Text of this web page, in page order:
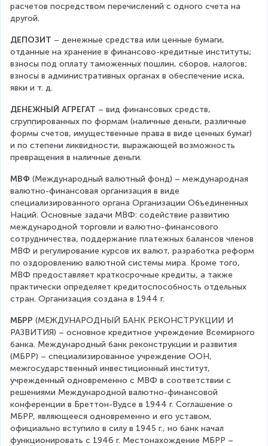
расчетов посредством перечислений с одного счета на
другой.
ДЕПОЗИТ – денежные средства или ценные бумаги,
отданные на хранение в финансово-кредитные институты;
взносы под оплату таможенных пошлин, сборов, налогов;
взносы в административных органах в обеспечение иска,
явки и т. д.
ДЕНЕЖНЫЙ АГРЕГАТ – вид финансовых средств,
сгруппированных по формам (наличные деньги, различные
формы счетов, имущественные права в виде ценных бумаг)
и по степени ликвидности, выражающей возможность
превращения в наличные деньги.
МВФ (Международный валютный фонд) – международная
валютно-финансовая организация в виде
специализированного органа Организации Объединенных
Наций. Основные задачи МВФ: содействие развитию
международной торговли и валютно-финансового
сотрудничества, поддержание платежных балансов членов
МВФ и регулирование курсов их валют, разработка реформ
по оздоровлению валютной системы мира. Кроме того,
МВФ предоставляет краткосрочные кредиты, а также
практически определяет кредитоспособность отдельных
стран. Организация создана в 1944 г.
МБРР (МЕЖДУНАРОДНЫЙ БАНК РЕКОНСТРУКЦИИ И
РАЗВИТИЯ) – основное кредитное учреждение Всемирного
банка. Международный банк реконструкции и развития
(МБРР) – специализированное учреждение ООН,
межгосударственный инвестиционный институт,
учрежденный одновременно с МВФ в соответствии с
решениями Международной валютно-финансовой
конференции в Бреттон-Вудсе в 1944 г. Соглашение о
МБРР, являющееся одновременно и его уставом,
официально вступило в силу в 1945 г., но банк начал
функционировать с 1946 г. Местонахождение МБРР –